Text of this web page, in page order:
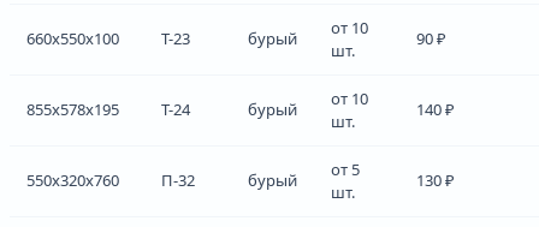
660x550x100 Т-23 бурый
от 10
шт.
90 ₽
855x578x195 Т-24 бурый
от 10
шт.
140 ₽
550x320x760 П-32 бурый
от 5
шт.
130 ₽